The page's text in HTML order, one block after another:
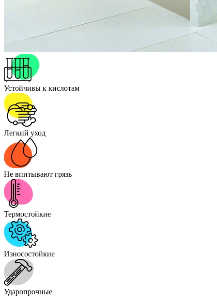
Устойчивы к кислотам
Легкий уход
Не впитывают грязь
Термостойкие
Износостойкие
Ударопрочные